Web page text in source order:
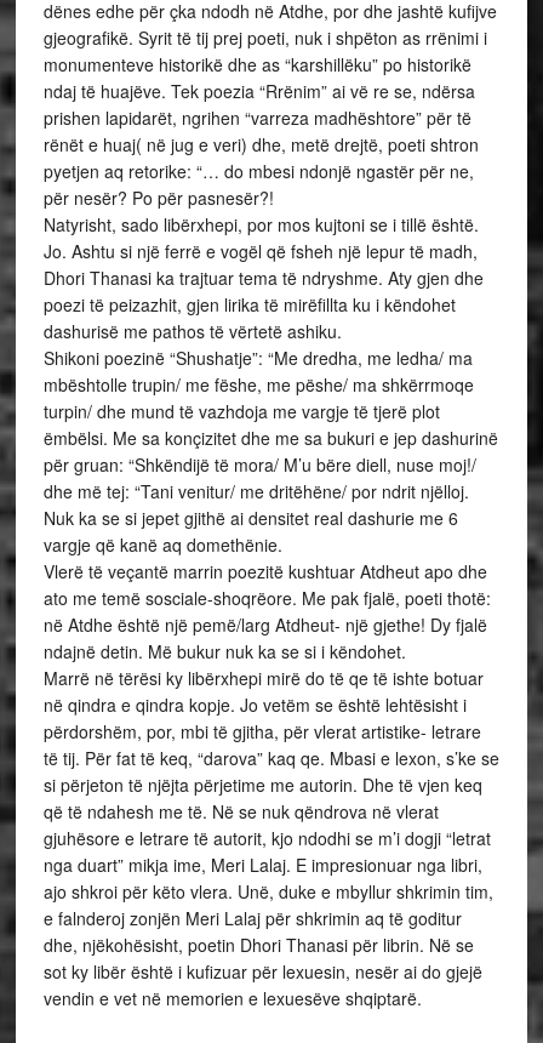
dënes edhe për çka ndodh në Atdhe, por dhe jashtë kufijve
gjeografikë. Syrit të tij prej poeti, nuk i shpëton as rrënimi i
monumenteve historikë dhe as “karshillëku” po historikë
ndaj të huajëve. Tek poezia “Rrënim” ai vë re se, ndërsa
prishen lapidarët, ngrihen “varreza madhështore” për të
rënët e huaj( në jug e veri) dhe, metë drejtë, poeti shtron
pyetjen aq retorike: “… do mbesi ndonjë ngastër për ne,
për nesër? Po për pasnesër?!
Natyrisht, sado libërxhepi, por mos kujtoni se i tillë është.
Jo. Ashtu si një ferrë e vogël që fsheh një lepur të madh,
Dhori Thanasi ka trajtuar tema të ndryshme. Aty gjen dhe
poezi të peizazhit, gjen lirika të mirëfillta ku i këndohet
dashurisë me pathos të vërtetë ashiku.
Shikoni poezinë “Shushatje”: “Me dredha, me ledha/ ma
mbështolle trupin/ me fëshe, me pëshe/ ma shkërrmoqe
turpin/ dhe mund të vazhdoja me vargje të tjerë plot
ëmbëlsi. Me sa konçizitet dhe me sa bukuri e jep dashurinë
për gruan: “Shkëndijë të mora/ M’u bëre diell, nuse moj!/
dhe më tej: “Tani venitur/ me dritëhëne/ por ndrit njëlloj.
Nuk ka se si jepet gjithë ai densitet real dashurie me 6
vargje që kanë aq domethënie.
Vlerë të veçantë marrin poezitë kushtuar Atdheut apo dhe
ato me temë sosciale-shoqrëore. Me pak fjalë, poeti thotë:
në Atdhe është një pemë/larg Atdheut- një gjethe! Dy fjalë
ndajnë detin. Më bukur nuk ka se si i këndohet.
Marrë në tërësi ky libërxhepi mirë do të qe të ishte botuar
në qindra e qindra kopje. Jo vetëm se është lehtësisht i
përdorshëm, por, mbi të gjitha, për vlerat artistike- letrare
të tij. Për fat të keq, “darova” kaq qe. Mbasi e lexon, s’ke se
si përjeton të njëjta përjetime me autorin. Dhe të vjen keq
që të ndahesh me të. Në se nuk qëndrova në vlerat
gjuhësore e letrare të autorit, kjo ndodhi se m’i dogji “letrat
nga duart” mikja ime, Meri Lalaj. E impresionuar nga libri,
ajo shkroi për këto vlera. Unë, duke e mbyllur shkrimin tim,
e falnderoj zonjën Meri Lalaj për shkrimin aq të goditur
dhe, njëkohësisht, poetin Dhori Thanasi për librin. Në se
sot ky libër është i kufizuar për lexuesin, nesër ai do gjejë
vendin e vet në memorien e lexuesëve shqiptarë.